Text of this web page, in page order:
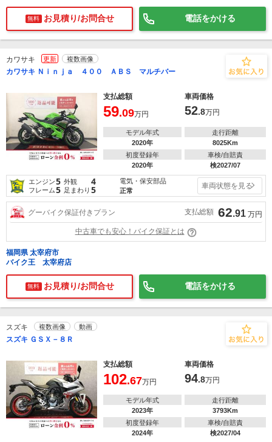
無料 お見積り/お問合せ 電話をかける
カワサキ 更新 複数画像
カワサキ Ｎｉｎｊａ ４００ ＡＢＳ マルチバー
支払総額 車両価格
59.09万円 52.8万円
モデル年式
2020年
走行距離
8025Km
初度登録年
2020年
車検/自賠責
検2027/07
エンジン5 外観 4
フレーム5 足まわり 5
電気・保安部品
正常
車両状態を見る
グーバイク保証付きプラン 支払総額 62.91 万円
中古車でも安心！バイク保証とは
福岡県 太宰府市
バイク王 太宰府店
無料 お見積り/お問合せ 電話をかける
スズキ 複数画像 動画
スズキ ＧＳＸ－８Ｒ
支払総額 車両価格
102.67万円 94.8万円
モデル年式
2023年
走行距離
3793Km
初度登録年
2024年
車検/自賠責
検2027/04